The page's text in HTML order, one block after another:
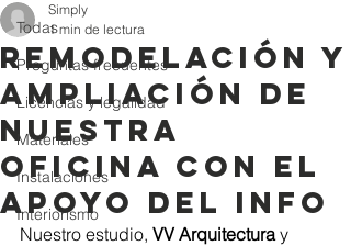
Todas
Preguntas frecuentes
Licencias y legalidad
Materiales
Instalaciones
Interiorismo
Remodelación y
Ampliación de
Nuestra
Oficina con el
Apoyo del INFO
Simply
1 min de lectura
Nuestro estudio, VV Arquitectura y